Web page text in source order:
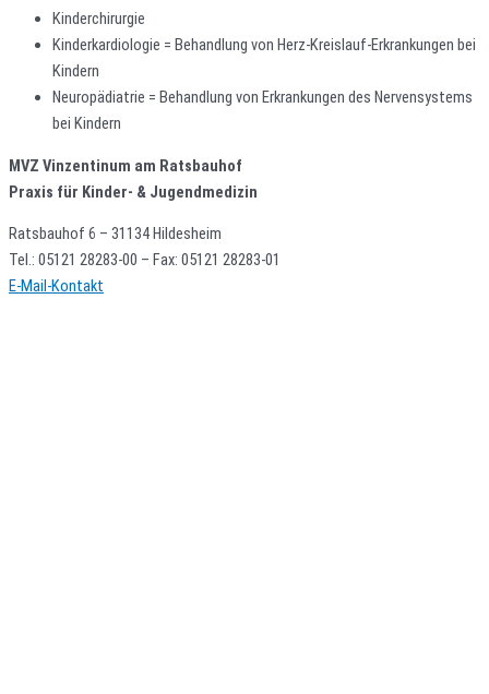
Kinderchirurgie
Kinderkardiologie = Behandlung von Herz-Kreislauf-Erkrankungen bei
Kindern
Neuropädiatrie = Behandlung von Erkrankungen des Nervensystems
bei Kindern
MVZ Vinzentinum am Ratsbauhof
Praxis für Kinder- & Jugendmedizin
Ratsbauhof 6 – 31134 Hildesheim
Tel.: 05121 28283-00 – Fax: 05121 28283-01
E-Mail-Kontakt